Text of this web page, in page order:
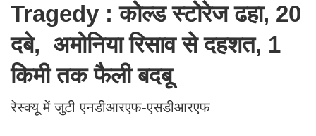
Tragedy : कोल्ड स्टोरेज ढहा, 20
दबे, अमोनिया रिसाव से दहशत, 1
किमी तक फैली बदबू
रेस्क्यू में जुटी एनडीआरएफ-एसडीआरएफ